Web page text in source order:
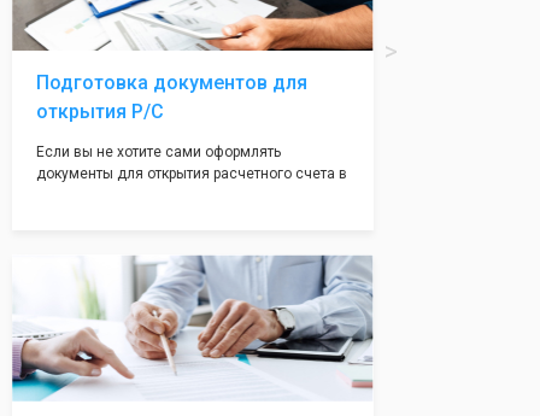
Подготовка документов для
открытия Р/С
Если вы не хотите сами оформлять
документы для открытия расчетного счета в
открытия счета, с минимальным затратом
вашего времени и сил!